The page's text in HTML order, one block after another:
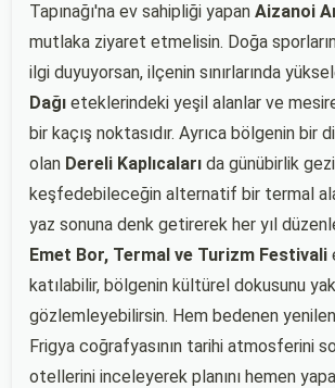
Tapınağı'na ev sahipliği yapan Aizanoi
mutlaka ziyaret etmelisin. Doğa
ilgi duyuyorsan, ilçenin sınırlarında
Dağı eteklerindeki yeşil alanlar ve
bir kaçış noktasıdır. Ayrıca bölgenin bir
olan Dereli Kaplıcaları da günübirlik
keşfedebileceğin alternatif bir termal
yaz sonuna denk getirerek her yıl
Emet Bor, Termal ve Turizm Festivali
katılabilir, bölgenin kültürel dokusunu
gözlemleyebilirsin. Hem bedenen
Frigya coğrafyasının tarihi atmosferini
otellerini inceleyerek planını hemen